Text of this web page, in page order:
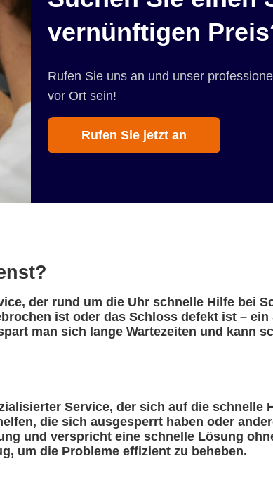
vernünftigen
Rufen Sie uns an und unser
vor Ort sein!
Rufen Sie jetzt an
der rund um die Uhr schnelle Hilfe bei
ist oder das Schloss defekt ist –
man sich lange Wartezeiten und kann
Service, der sich auf die schnelle
die sich ausgesperrt haben oder
und verspricht eine schnelle Lösung
um die Probleme effizient zu beheben.